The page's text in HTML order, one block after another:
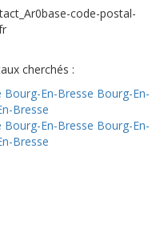
code-postal-
cherchés :
Bourg-En-Bresse Bourg-En-
Bresse
Bourg-En-Bresse Bourg-En-
Bresse